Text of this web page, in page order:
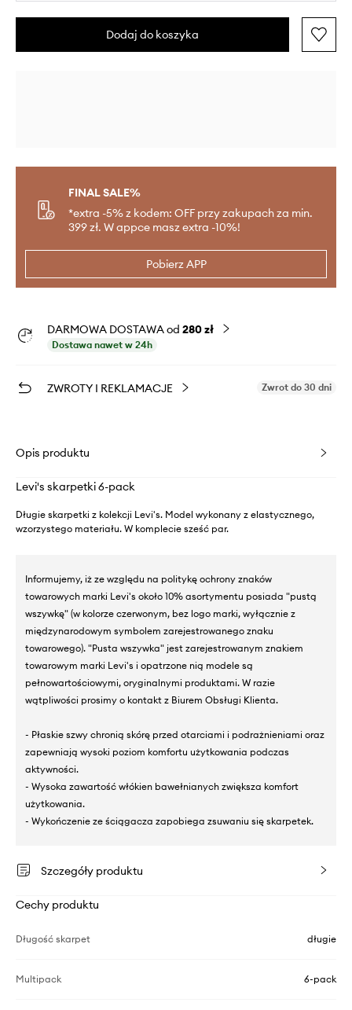
Dodaj do koszyka
FINAL SALE%
*extra -5% z kodem: OFF przy zakupach za min.
399 zł. W appce masz extra -10%!
Pobierz APP
DARMOWA DOSTAWA od 280 zł
Dostawa nawet w 24h
ZWROTY I REKLAMACJE Zwrot do 30 dni
Opis produktu
Levi's skarpetki 6-pack
Długie skarpetki z kolekcji Levi's. Model wykonany z elastycznego,
wzorzystego materiału. W komplecie sześć par.
Informujemy, iż ze względu na politykę ochrony znaków
towarowych marki Levi's około 10% asortymentu posiada "pustą
wszywkę" (w kolorze czerwonym, bez logo marki, wyłącznie z
międzynarodowym symbolem zarejestrowanego znaku
towarowego). "Pusta wszywka" jest zarejestrowanym znakiem
towarowym marki Levi's i opatrzone nią modele są
pełnowartościowymi, oryginalnymi produktami. W razie
wątpliwości prosimy o kontakt z Biurem Obsługi Klienta.
- Płaskie szwy chronią skórę przed otarciami i podrażnieniami oraz
zapewniają wysoki poziom komfortu użytkowania podczas
aktywności.
- Wysoka zawartość włókien bawełnianych zwiększa komfort
użytkowania.
- Wykończenie ze ściągacza zapobiega zsuwaniu się skarpetek.
Szczegóły produktu
Cechy produktu
Długość skarpet długie
Multipack 6-pack